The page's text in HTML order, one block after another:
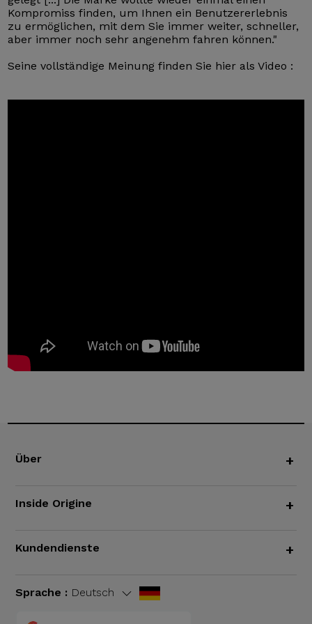
Kompromiss finden, um Ihnen ein Benutzererlebnis
zu ermöglichen, mit dem Sie immer weiter, schneller,
aber immer noch sehr angenehm fahren können."
Seine vollständige Meinung finden Sie hier als Video :
Über +
Inside Origine +
Kundendienste +
Sprache : Deutsch